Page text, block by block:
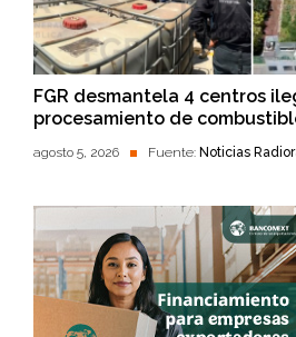
FGR desmantela 4 centros
procesamiento de
agosto 5, 2026 Fuente: Noticias